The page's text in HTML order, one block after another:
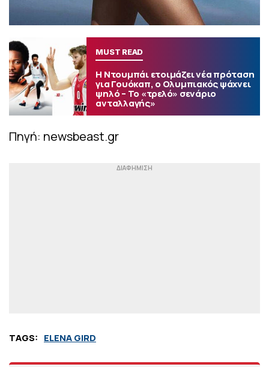
MUST READ
Η Ντουμπάι ετοιμάζει νέα πρόταση
για Γουόκαπ, ο Ολυμπιακός ψάχνει
ψηλό – Το «τρελό» σενάριο
ανταλλαγής»
Πηγή: newsbeast.gr
TAGS: ELENA GIRD